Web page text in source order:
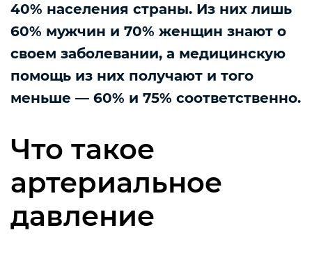
40% населения страны. Из них лишь
60% мужчин и 70% женщин знают о
своем заболевании, а медицинскую
помощь из них получают и того
меньше — 60% и 75% соответственно.
Что такое
артериальное
давление